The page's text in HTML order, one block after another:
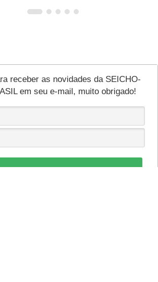
receber as novidades da SEICHO-
em seu e-mail, muito obrigado!